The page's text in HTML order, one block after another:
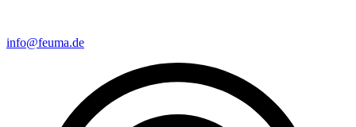
info@feuma.de